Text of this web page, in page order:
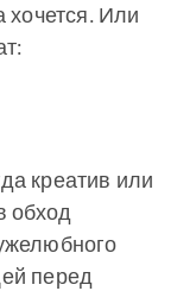
хочется. Или
креатив или
обход
перед